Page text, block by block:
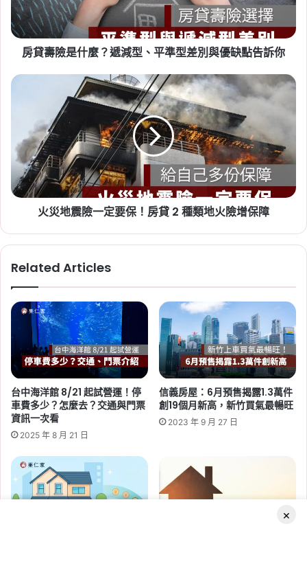
Tag:房東,社會住宅, 租屋,租屋族,租屋注意事
項 ,租屋糾紛 ,租屋補助 租屋補助申請,租屋補助
資格
2026-07-20
新竹人注意！竹科旁將新增 838
戶社宅，「金城安居」預計
2029 年完工
2026-06-29
桃園社會住宅續租租金 2026：
蘆竹一號、平鎮一號、八德三號
社宅分 3 年緩漲
Tag: 桃園社宅懶人包 , 桃園
會住宅申請
麼？
遞
減
型、
準
優
點
告
房貸壽險是什麼？遞減型、平準型差別與優缺點告訴你
火
一
要
保！
類
險
保
障
火災地震險一定要保！房貸 2 種類地火險增保障
Related Articles
台中海洋館 8/21 起試營運！停
車費多少？怎麼去？交通與門票
資訊一次看
2025 年 8 月 21 日
信義房屋：6月預售揭露1.3萬件
創19個月新高，新竹買氣最暢旺
2023 年 9 月 27 日
×